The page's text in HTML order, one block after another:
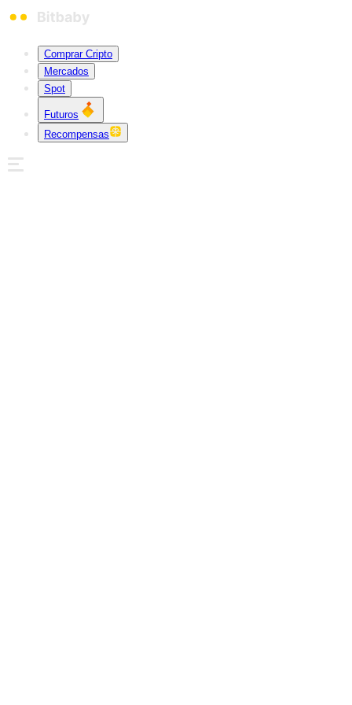
Comprar Cripto
Mercados
Spot
Futuros
Recompensas